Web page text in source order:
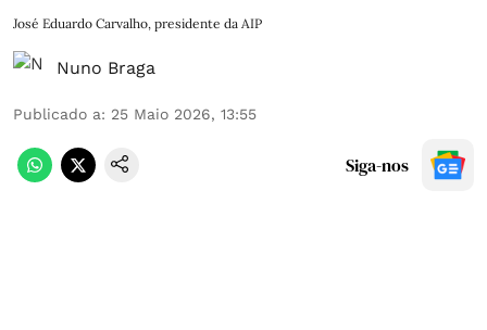
José Eduardo Carvalho, presidente da AIP
Nuno Braga
Publicado a: 25 Maio 2026, 13:55
Siga-nos